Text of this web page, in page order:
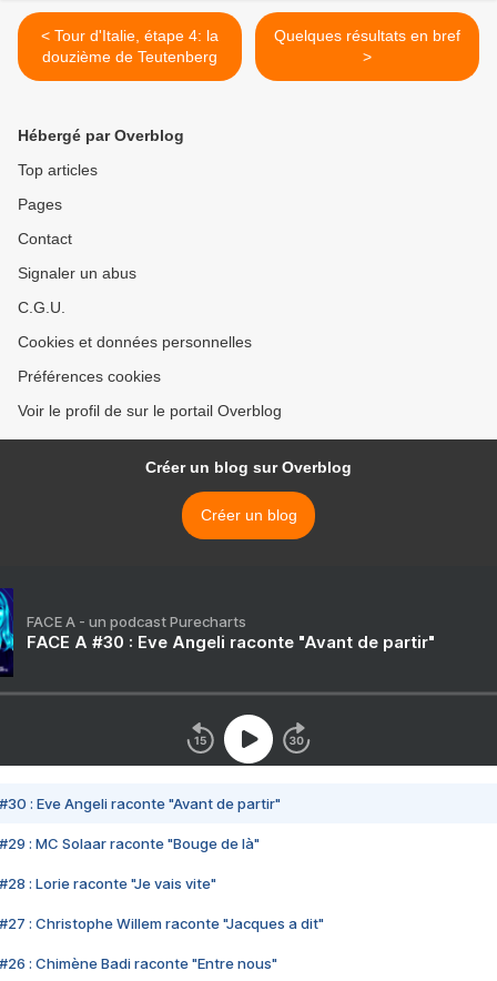
< Tour d'Italie, étape 4: la
douzième de Teutenberg
Quelques résultats en bref
>
Hébergé par Overblog
Top articles
Pages
Contact
Signaler un abus
C.G.U.
Cookies et données personnelles
Préférences cookies
Voir le profil de sur le portail Overblog
Créer un blog sur Overblog
Créer un blog
FACE A - un podcast Purecharts
FACE A #30 : Eve Angeli raconte "Avant de partir"
#30 : Eve Angeli raconte "Avant de partir"
#29 : MC Solaar raconte "Bouge de là"
#28 : Lorie raconte "Je vais vite"
#27 : Christophe Willem raconte "Jacques a dit"
#26 : Chimène Badi raconte "Entre nous"